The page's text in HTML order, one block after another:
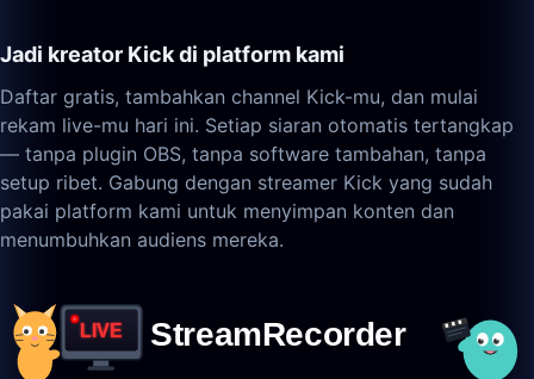
Jadi kreator Kick di platform kami
Daftar gratis, tambahkan channel Kick-mu, dan mulai
rekam live-mu hari ini. Setiap siaran otomatis tertangkap
— tanpa plugin OBS, tanpa software tambahan, tanpa
setup ribet. Gabung dengan streamer Kick yang sudah
pakai platform kami untuk menyimpan konten dan
menumbuhkan audiens mereka.